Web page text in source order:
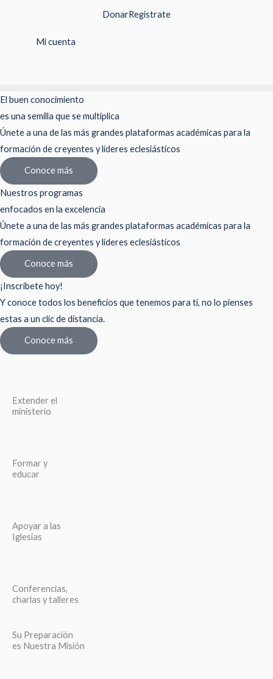
contenido
DonarRegistrate
Mi cuenta
El buen conocimiento
es una semilla que se multiplica
Únete a una de las más grandes plataformas académicas para la
formación de creyentes y líderes eclesiásticos
Conoce más
Nuestros programas
enfocados en la excelencia
Únete a una de las más grandes plataformas académicas para la
formación de creyentes y líderes eclesiásticos
Conoce más
¡Inscríbete hoy!
Y conoce todos los beneficios que tenemos para ti, no lo pienses
estas a un clic de distancia.
Conoce más
Extender el
ministerio
Formar y
educar
Apoyar a las
Iglesias
Conferencias,
charlas y talleres
Su Preparación
es Nuestra Misión